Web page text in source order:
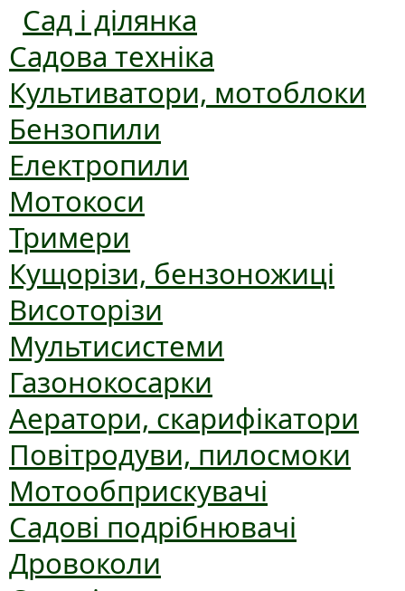
Сад і ділянка
Садова техніка
Культиватори, мотоблоки
Бензопили
Електропили
Мотокоси
Тримери
Кущорізи, бензоножиці
Висоторізи
Мультисистеми
Газонокосарки
Аератори, скарифікатори
Повітродуви, пилосмоки
Мотообприскувачі
Садові подрібнювачі
Дровоколи